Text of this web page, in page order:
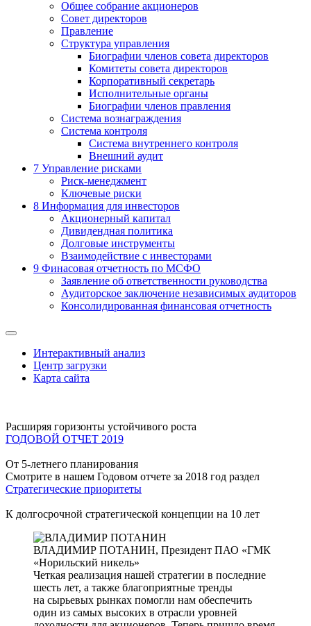
Общее собрание акционеров
Совет директоров
Правление
Структура управления
Биографии членов совета директоров
Комитеты совета директоров
Корпоративный секретарь
Исполнительные органы
Биографии членов правления
Система вознаграждения
Система контроля
Система внутреннего контроля
Внешний аудит
7 Управление рисками
Риск-менеджмент
Ключевые риски
8 Информация для инвесторов
Акционерный капитал
Дивидендная политика
Долговые инструменты
Взаимодействие с инвеcторами
9 Финасовая отчетность по МСФО
Заявление об ответственности руководства
Аудиторское заключение независимых аудиторов
Консолидированная финансовая отчетность
Интерактивный анализ
Центр загрузки
Карта сайта
Расширяя горизонты устойчивого роста
ГОДОВОЙ ОТЧЕТ 2019
От 5-летнего планирования
Смотрите в нашем Годовом отчете за 2018 год раздел
Стратегические приоритеты
К долгосрочной стратегической концепции на 10 лет
ВЛАДИМИР ПОТАНИН, Президент ПАО «ГМК
«Норильский никель»
Четкая реализация нашей стратегии в последние
шесть лет, а также благоприятные тренды
на сырьевых рынках помогли нам обеспечить
один из самых высоких в отрасли уровней